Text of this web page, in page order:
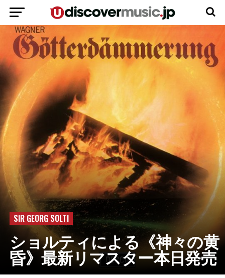
SIR GEORG SOLTI
ショルティによる《神々の黄
昏》最新リマスター本日発売